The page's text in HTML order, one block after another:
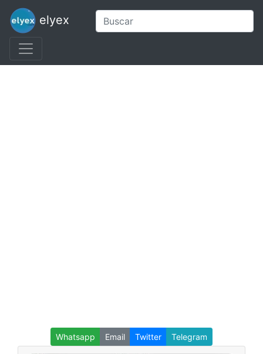
elyex
Whatsapp Email Twitter Telegram